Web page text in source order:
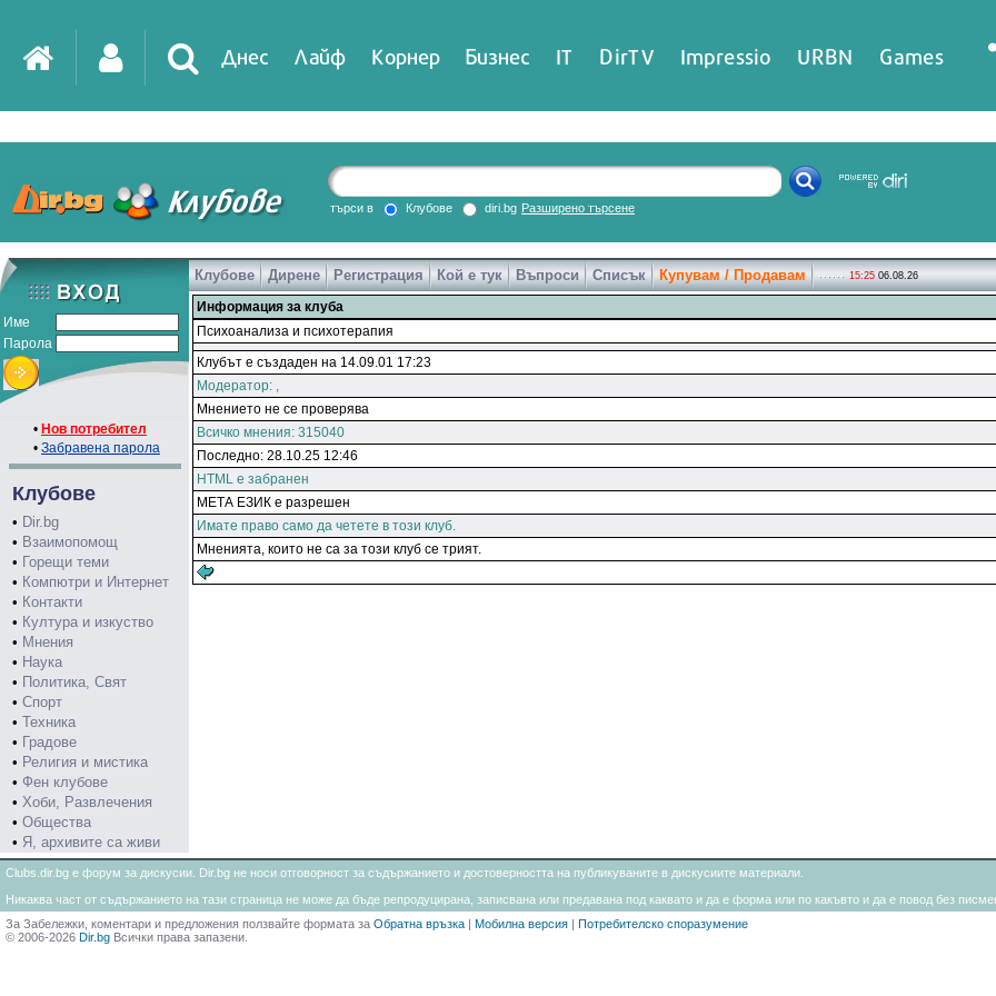
Днес Лайф Корнер Бизнес IT DirTV Impressio URBN Games
търси в Клубове diri.bg Разширено търсене
Име
Парола
• Нов потребител
• Забравена парола
Клубове
• Dir.bg
• Взаимопомощ
• Горещи теми
• Компютри и Интернет
• Контакти
• Култура и изкуство
• Мнения
• Наука
• Политика, Свят
• Спорт
• Техника
• Градове
• Религия и мистика
• Фен клубове
• Хоби, Развлечения
• Общества
• Я, архивите са живи
Клубове Дирене Регистрация Кой е тук Въпроси Списък Купувам / Продавам 15:25 06.08.26
Информация за клуба
Психоанализа и психотерапия
Клубът е създаден на 14.09.01 17:23
Модератор: ,
Мнението не се проверява
Всичко мнения: 315040
Последно: 28.10.25 12:46
HTML е забранен
МЕТА ЕЗИК е разрешен
Имате право само да четете в този клуб.
Мненията, които не са за този клуб се трият.
Clubs.dir.bg е форум за дискусии. Dir.bg не носи отговорност за съдържанието и достоверността на публикуваните в дискусиите материали.
Никаква част от съдържанието на тази страница не може да бъде репродуцирана, записвана или предавана под каквато и да е форма или по какъвто и да е повод без
За Забележки, коментари и предложения ползвайте формата за Обратна връзка | Мобилна версия | Потребителско споразумение
© 2006-2026 Dir.bg Всички права запазени.